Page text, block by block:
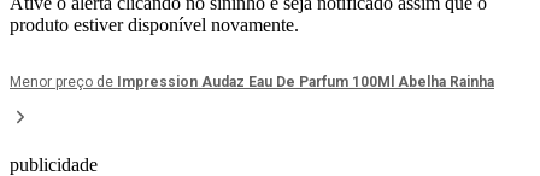
produto estiver disponível novamente.
Menor preço de Impression Audaz Eau De Parfum 100Ml Abelha Rainha
publicidade